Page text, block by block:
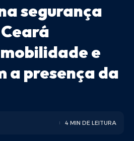
segurança
e
a presença da
4 MIN DE LEITURA